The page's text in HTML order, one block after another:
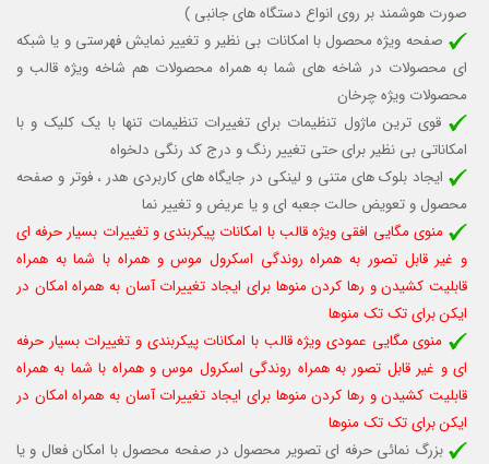
صورت هوشمند بر روی انواع دستگاه های جانبی )
صفحه ویژه محصول با امکانات بی نظیر و تغییر نمایش فهرستی و یا شبکه
ای محصولات در شاخه های شما به همراه محصولات هم شاخه ویژه قالب و
محصولات ویژه چرخان
قوی ترین ماژول تنظیمات برای تغییرات تنظیمات تنها با یک کلیک و با
امکاناتی بی نظیر برای حتی تغییر رنگ و درج کد رنگی دلخواه
ایجاد بلوک های متنی و لینکی در جایگاه های کاربردی هدر ، فوتر و صفحه
محصول و تعویض حالت جعبه ای و یا عریض و تغییر نما
منوی مگایی افقی ویژه قالب با امکانات پیکربندی و تغییرات بسیار حرفه ای
و غیر قابل تصور به همراه روندگی اسکرول موس و همراه با شما به همراه
قابلیت کشیدن و رها کردن منوها برای ایجاد تغییرات آسان به همراه امکان در
ایکن برای تک تک منوها
منوی مگایی عمودی ویژه قالب با امکانات پیکربندی و تغییرات بسیار حرفه
ای و غیر قابل تصور به همراه روندگی اسکرول موس و همراه با شما به همراه
قابلیت کشیدن و رها کردن منوها برای ایجاد تغییرات آسان به همراه امکان در
ایکن برای تک تک منوها
بزرگ نمائی حرفه ای تصویر محصول در صفحه محصول با امکان فعال و یا